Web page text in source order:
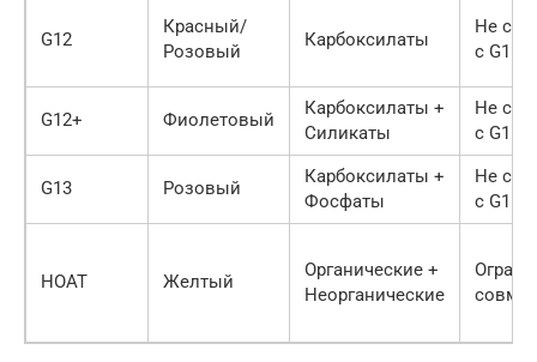
G12
Красный/
Розовый
Карбоксилаты
Не
с G11
G12+ Фиолетовый
Карбоксилаты +
Силикаты
Не
с G11
G13 Розовый
Карбоксилаты +
Фосфаты
Не
с G11
HOAT Желтый
Органические +
Неорганические